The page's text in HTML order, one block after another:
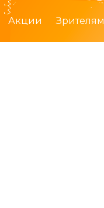
Акции Зрителям